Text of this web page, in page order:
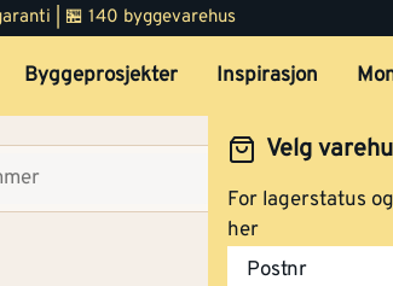
| 🏪 140 byggevarehus
Byggeprosjekter Inspirasjon
Velg
For lagerstatus
her
Postnr